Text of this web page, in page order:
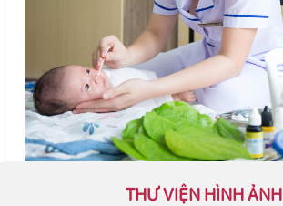
THƯ VIỆN HÌNH ẢNH